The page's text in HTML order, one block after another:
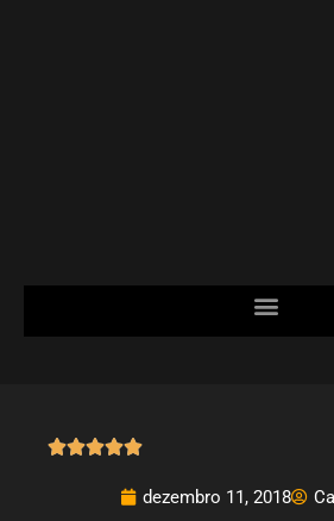

dezembro 11, 2018